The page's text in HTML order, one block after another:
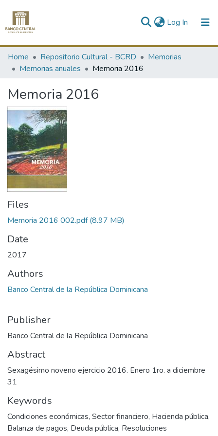
Log In (current)
Communities & Collections
All of DSpace
Statistics
Home Repositorio Cultural - BCRD
Memorias
Memorias anuales
Memoria 2016
Memoria 2016
Files
Memoria 2016 002.pdf(8.97 MB)
Date
2017
Authors
Banco Central de la República Dominicana
Publisher
Banco Central de la República Dominicana
Abstract
Sexagésimo noveno ejercicio 2016. Enero 1ro. a diciembre
31
Keywords
Condiciones económicas, Sector financiero, Hacienda pública,
Balanza de pagos, Deuda pública, Resoluciones